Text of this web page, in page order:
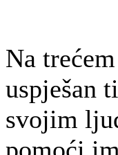
Na
uspješan
svojim